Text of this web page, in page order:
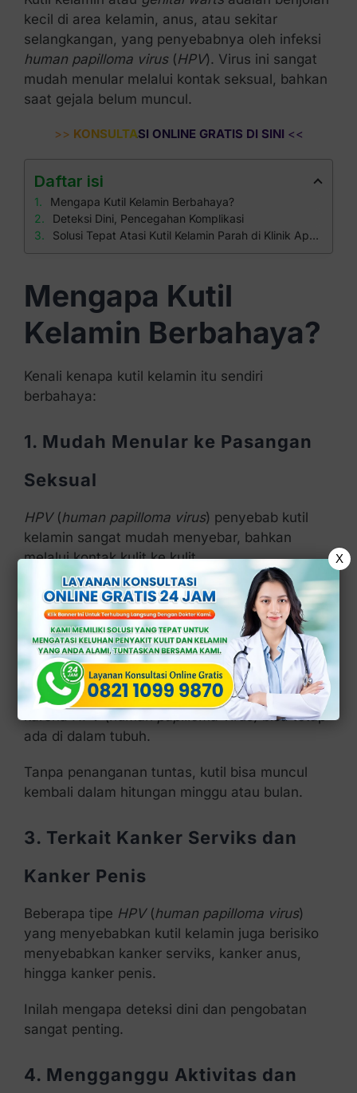
kecil di area kelamin, anus, atau sekitar
selangkangan, yang penyebabnya oleh infeksi
human papilloma virus(HPV). Virus ini sangat
mudah menular melalui kontak seksual, bahkan
saat gejala belum muncul.
>> KONSULTASI ONLINE GRATIS DI SINI <<
Daftar isi
Mengapa Kutil Kelamin Berbahaya?
Deteksi Dini, Pencegahan Komplikasi
Solusi Tepat Atasi Kutil Kelamin Parah di Klinik Apollo
Mengapa Kutil
Kelamin Berbahaya?
Kenali kenapa kutil kelamin itu sendiri
berbahaya:
1. Mudah Menular ke Pasangan
Seksual
HPV(human papilloma virus) penyebab kutil
kelamin sangat mudah menyebar, bahkan
melalui kontak kulit ke kulit.
Meski tampak kecil, kutil bisa menjadi sumber
penularan aktif tanpa Anda sadari.
2. Risiko Kambuh Tinggi
Meski sudah terobati, kutil kelamin bisa kambuh
human papilloma virus ) bisa tetap
ada di dalam tubuh.
Tanpa penanganan tuntas, kutil bisa muncul
kembali dalam hitungan minggu atau bulan.
3. Terkait Kanker Serviks dan
Kanker Penis
Beberapa tipe HPV(human papilloma virus)
yang menyebabkan kutil kelamin juga berisiko
menyebabkan kanker serviks, kanker anus,
hingga kanker penis.
Inilah mengapa deteksi dini dan pengobatan
sangat penting.
4. Mengganggu Aktivitas dan
X